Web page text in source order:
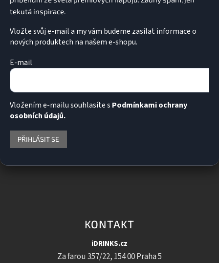
Vložte svůj e-mail a my vám budeme zasílat informace o
nových produktech na našem e-shopu.
E-mail
Vložením e-mailu souhlasíte s Podmínkami ochrany
osobních údajů.
PŘIHLÁSIT SE
KONTAKT
iDRINKS.cz
Za farou 357/22, 154 00 Praha 5